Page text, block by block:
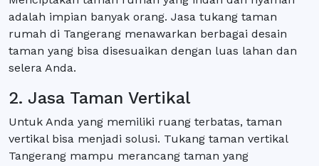
adalah impian banyak orang. Jasa tukang taman
rumah di Tangerang menawarkan berbagai desain
taman yang bisa disesuaikan dengan luas lahan dan
selera Anda.
2. Jasa Taman Vertikal
Untuk Anda yang memiliki ruang terbatas, taman
vertikal bisa menjadi solusi. Tukang taman vertikal
Tangerang mampu merancang taman yang